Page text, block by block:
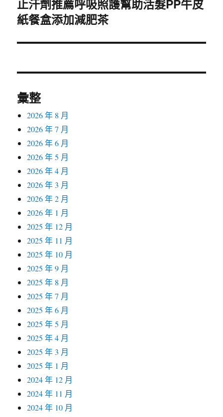
下
一
文
止汗劑推薦呼吸照護幫助活髮PP牛皮
紙餐盒添加減肥茶
彙整
2026 年 8 月
2026 年 7 月
2026 年 6 月
2026 年 5 月
2026 年 4 月
2026 年 3 月
2026 年 2 月
2026 年 1 月
2025 年 12 月
2025 年 11 月
2025 年 10 月
2025 年 9 月
2025 年 8 月
2025 年 7 月
2025 年 6 月
2025 年 5 月
2025 年 4 月
2025 年 3 月
2025 年 1 月
2024 年 12 月
2024 年 11 月
2024 年 10 月